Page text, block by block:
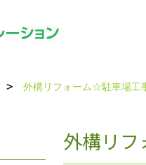
外構リフォーム☆駐車場工
外構リ